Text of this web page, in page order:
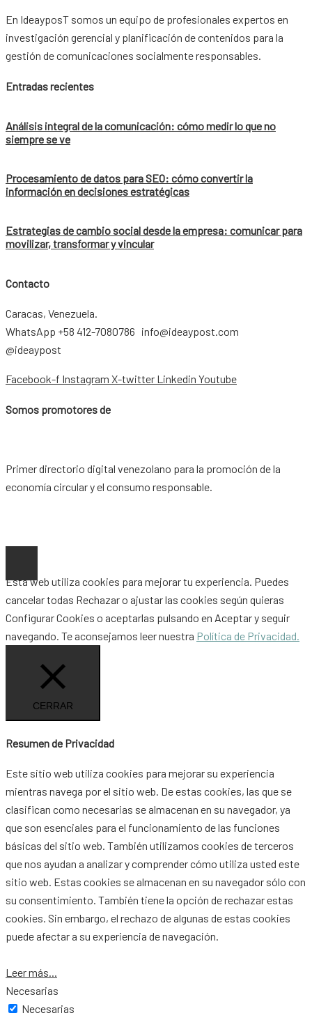
En IdeayposT somos un equipo de profesionales expertos en
investigación gerencial y planificación de contenidos para la
gestión de comunicaciones socialmente responsables.
Entradas recientes
Análisis integral de la comunicación: cómo medir lo que no
siempre se ve
Procesamiento de datos para SEO: cómo convertir la
información en decisiones estratégicas
Estrategias de cambio social desde la empresa: comunicar para
movilizar, transformar y vincular
Contacto
Caracas, Venezuela.
WhatsApp +58 412-7080786 info@ideaypost.com
@ideaypost
Facebook-f Instagram X-twitter Linkedin Youtube
Somos promotores de
Primer directorio digital venezolano para la promoción de la
economía circular y el consumo responsable.
Esta web utiliza cookies para mejorar tu experiencia. Puedes
cancelar todas Rechazaro ajustar las cookies según quieras
Configurar Cookies o aceptarlas pulsando en Aceptary seguir
navegando. Te aconsejamos leer nuestra Política de Privacidad.
CERRAR
Resumen de Privacidad
Este sitio web utiliza cookies para mejorar su experiencia
mientras navega por el sitio web. De estas cookies, las que se
clasifican como necesarias se almacenan en su navegador, ya
que son esenciales para el funcionamiento de las funciones
básicas del sitio web. También utilizamos cookies de terceros
que nos ayudan a analizar y comprender cómo utiliza usted este
sitio web. Estas cookies se almacenan en su navegador sólo con
su consentimiento. También tiene la opción de rechazar estas
cookies. Sin embargo, el rechazo de algunas de estas cookies
puede afectar a su experiencia de navegación.
Leer más...
Necesarias
Necesarias